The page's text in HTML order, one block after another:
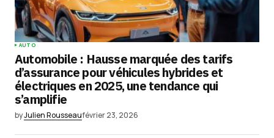
AUTO
Automobile : Hausse marquée des tarifs
d’assurance pour véhicules hybrides et
électriques en 2025, une tendance qui
s’amplifie
byJulien Rousseaufévrier 23, 2026